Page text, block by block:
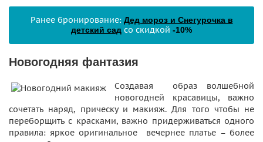
Ранее бронирование: Дед мороз и Снегурочка в
детский сад со скидкой -10%
Новогодняя фантазия
Создавая образ волшебной
новогодней красавицы, важно
сочетать наряд, прическу и макияж. Для того чтобы не
переборщить с красками, важно придерживаться одного
правила: яркое оригинальное вечернее платье – более